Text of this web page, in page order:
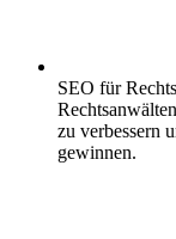
SEO für
zu verbessern
gewinnen.